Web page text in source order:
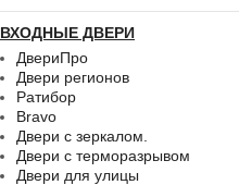
ВХОДНЫЕ ДВЕРИ
ДвериПро
Двери регионов
Ратибор
Bravo
Двери с зеркалом.
Двери с терморазрывом
Двери для улицы